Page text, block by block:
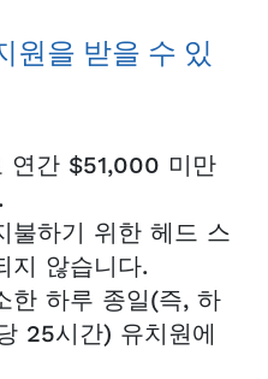
원을 받을 수 있
연간 $51,000 미만
불하기 위한 헤드 스
지 않습니다.
한 하루 종일(즉, 하
25시간) 유치원에